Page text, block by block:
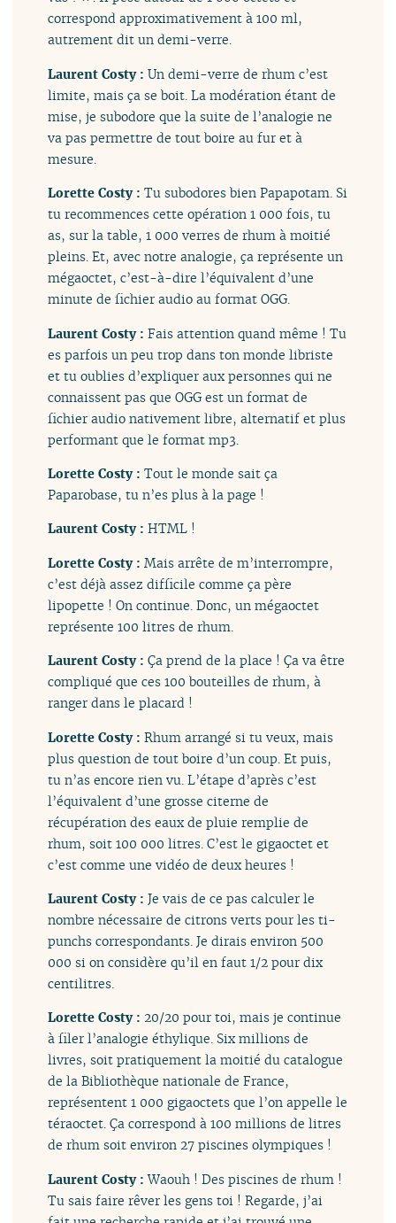
correspond approximativement à 100 ml,
autrement dit un demi-verre.
Laurent Costy :Un demi-verre de rhum c’est
limite, mais ça se boit. La modération étant de
mise, je subodore que la suite de l’analogie ne
va pas permettre de tout boire au fur et à
mesure.
Lorette Costy :Tu subodores bien Papapotam. Si
tu recommences cette opération 1 000 fois, tu
as, sur la table, 1 000 verres de rhum à moitié
pleins. Et, avec notre analogie, ça représente un
mégaoctet, c’est-à-dire l’équivalent d’une
minute de fichier audio au format OGG.
Laurent Costy :Fais attention quand même ! Tu
es parfois un peu trop dans ton monde libriste
et tu oublies d’expliquer aux personnes qui ne
connaissent pas que OGG est un format de
fichier audio nativement libre, alternatif et plus
performant que le format mp3.
Lorette Costy :Tout le monde sait ça
Paparobase, tu n’es plus à la page !
Laurent Costy :HTML !
Lorette Costy :Mais arrête de m’interrompre,
c’est déjà assez difficile comme ça père
lipopette ! On continue. Donc, un mégaoctet
représente 100 litres de rhum.
Laurent Costy :Ça prend de la place ! Ça va être
compliqué que ces 100 bouteilles de rhum, à
ranger dans le placard !
Lorette Costy :Rhum arrangé si tu veux, mais
plus question de tout boire d’un coup. Et puis,
tu n’as encore rien vu. L’étape d’après c’est
l’équivalent d’une grosse citerne de
récupération des eaux de pluie remplie de
rhum, soit 100 000 litres. C’est le gigaoctet et
c’est comme une vidéo de deux heures !
Laurent Costy :Je vais de ce pas calculer le
nombre nécessaire de citrons verts pour les ti-
punchs correspondants. Je dirais environ 500
000 si on considère qu’il en faut 1/2 pour dix
centilitres.
Lorette Costy :20/20 pour toi, mais je continue
à filer l’analogie éthylique. Six millions de
livres, soit pratiquement la moitié du catalogue
de la Bibliothèque nationale de France,
représentent 1 000 gigaoctets que l’on appelle le
téraoctet. Ça correspond à 100 millions de litres
de rhum soit environ 27 piscines olympiques !
Laurent Costy :Waouh ! Des piscines de rhum !
Tu sais faire rêver les gens toi ! Regarde, j’ai